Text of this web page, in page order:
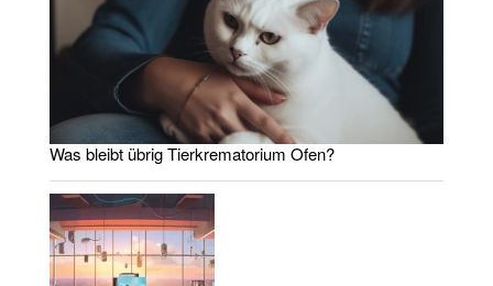
Was bleibt übrig Tierkrematorium Ofen?